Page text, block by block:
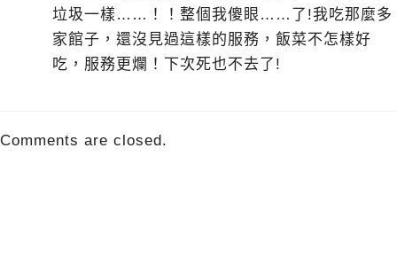
垃圾一樣……！！整個我傻眼……了!我吃那麼多
家館子，還沒見過這樣的服務，飯菜不怎樣好
吃，服務更爛！下次死也不去了!
Comments are closed.